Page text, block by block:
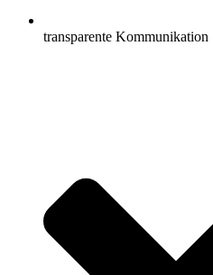
transparente Kommunikation